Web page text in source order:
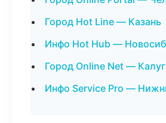
Город Hot Line — Казань
Инфо Hot Hub —
Город Online Net —
Инфо Service Pro —